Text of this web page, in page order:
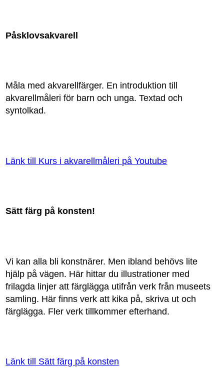
Påsklovsakvarell
Måla med akvarellfärger. En introduktion till
akvarellmåleri för barn och unga. Textad och
syntolkad.
Länk till Kurs i akvarellmåleri på Youtube
Sätt färg på konsten!
Vi kan alla bli konstnärer. Men ibland behövs lite
hjälp på vägen. Här hittar du illustrationer med
frilagda linjer att färglägga utifrån verk från museets
samling. Här finns verk att kika på, skriva ut och
färglägga. Fler verk tillkommer efterhand.
Länk till Sätt färg på konsten